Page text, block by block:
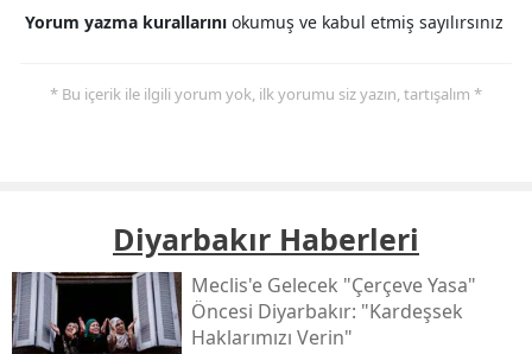
Yorum yazma kurallarını okumuş ve kabul etmiş sayılırsınız
* Bu içerik ile ilgili yorum yok, ilk yorumu siz yazın, tartışalım *
Diyarbakır Haberleri
Meclis'e Gelecek "çerçeve Yasa"
Öncesi Diyarbakır: "kardeşsek
Haklarımızı Verin"